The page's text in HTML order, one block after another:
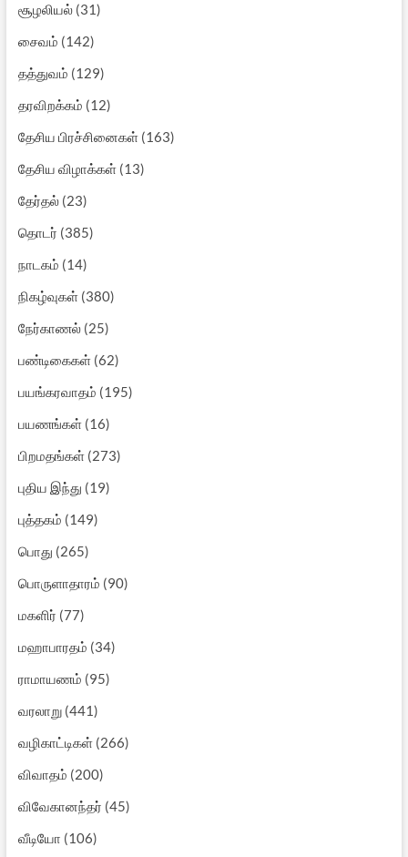
சூழலியல்(31)
சைவம் (142)
தத்துவம் (129)
தரவிறக்கம் (12)
தேசிய பிரச்சினைகள்(163)
தேசிய விழாக்கள்(13)
தேர்தல்(23)
தொடர் (385)
நாடகம் (14)
நிகழ்வுகள்(380)
நேர்காணல்(25)
பண்டிகைகள்(62)
பயங்கரவாதம் (195)
பயணங்கள்(16)
பிறமதங்கள்(273)
புதிய இந்து (19)
புத்தகம் (149)
பொது (265)
பொருளாதாரம் (90)
மகளிர் (77)
மஹாபாரதம் (34)
ராமாயணம் (95)
வரலாறு(441)
வழிகாட்டிகள்(266)
விவாதம் (200)
விவேகானந்தர் (45)
வீடியோ (106)